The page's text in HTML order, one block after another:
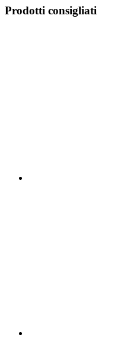
Prodotti consigliati